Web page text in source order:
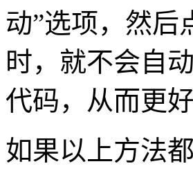
动”选项，然后
时，就不会自
代码，从而更
如果以上方法